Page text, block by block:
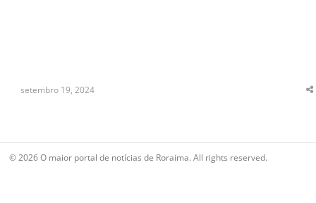
setembro 19, 2024
© 2026 O maior portal de notícias de Roraima. All rights reserved.